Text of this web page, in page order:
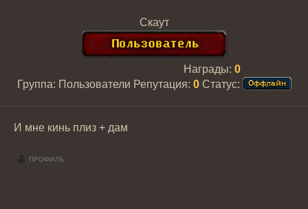
Скаут
Группа: Пользователи
Награды: 0
Репутация: 0 Статус:
И мне кинь плиз + дам